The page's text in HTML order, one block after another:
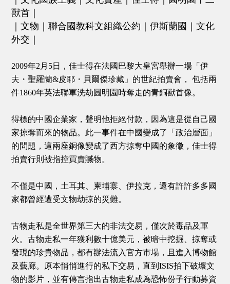
獸首｜
｜文物｜聯合國教科文組織公約｜伊斯蘭國｜文化
外交｜
2009年2月5日，佳士得在法國巴黎大皇宮舉辦一場「伊
夫・聖羅蘭&皮耶・貝爾傑珍藏」的世紀拍賣會， 包括兩
件1860年英法聯軍洗劫圓明園時奪走的青銅獸首像。
得標的中國企業家，聲明他拒絕付款，因為這是從自己國
家掠奪而來的物品。此一事件在中國變成了「政治層面」
的問題，這兩座銅像變成了西方掠奪中國的象徵，佳士得
拍賣行則被指控買賣贓物。
不僅是中國，土耳其、柬埔寨、伊拉克，還有許許多多國
家都曾經遭受文物劫掠的災難。
古物走私是全世界第三大的非法交易，僅次於毒品及軍
火。古物走私一年獲利數十億美元，被暗中挖掘、掠奪或
發現的珍貴物品，都有辦法流入官方市場，且進入博物館
及藝廊。原本悄悄進行的私下交易，直到ISIS拍下破壞文
物的影片，並有傳言指出古物走私成為恐怖份子行動募資